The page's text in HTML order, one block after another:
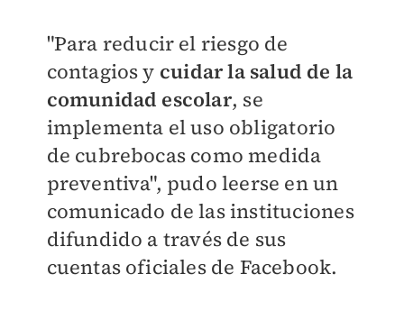
"Para reducir el riesgo de
contagios y cuidar la salud de la
comunidad escolar, se
implementa el uso obligatorio
de cubrebocas como medida
preventiva", pudo leerse en un
comunicado de las instituciones
difundido a través de sus
cuentas oficiales de Facebook.